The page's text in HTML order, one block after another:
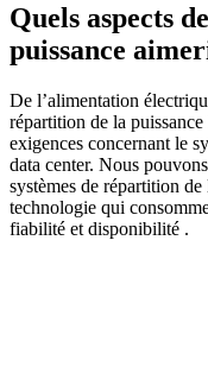
Quels aspects
puissance
De l’alimentation
répartition de la
exigences concernant le
data center. Nous
systèmes de répartition
technologie qui
fiabilité et disponibilité .